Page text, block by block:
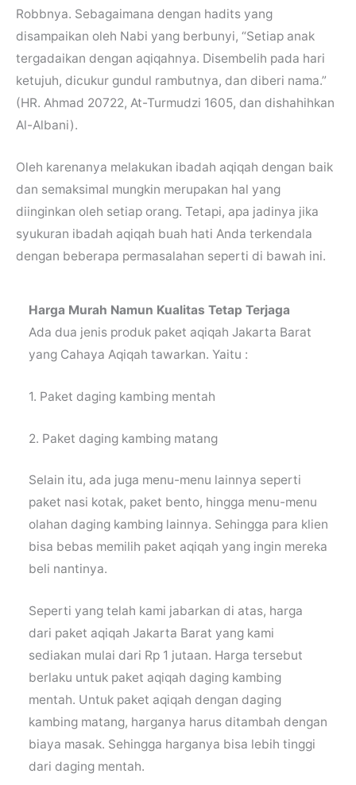
Robbnya. Sebagaimana dengan hadits yang
disampaikan oleh Nabi yang berbunyi, “Setiap anak
tergadaikan dengan aqiqahnya. Disembelih pada hari
ketujuh, dicukur gundul rambutnya, dan diberi nama.”
(HR. Ahmad 20722, At-Turmudzi 1605, dan dishahihkan
Al-Albani).
Oleh karenanya melakukan ibadah aqiqah dengan baik
dan semaksimal mungkin merupakan hal yang
diinginkan oleh setiap orang. Tetapi, apa jadinya jika
syukuran ibadah aqiqah buah hati Anda terkendala
dengan beberapa permasalahan seperti di bawah ini.
Harga Murah Namun Kualitas Tetap Terjaga
Ada dua jenis produk paket aqiqah Jakarta Barat
yang Cahaya Aqiqah tawarkan. Yaitu :
1. Paket daging kambing mentah
2. Paket daging kambing matang
Selain itu, ada juga menu-menu lainnya seperti
paket nasi kotak, paket bento, hingga menu-menu
olahan daging kambing lainnya. Sehingga para klien
bisa bebas memilih paket aqiqah yang ingin mereka
beli nantinya.
Seperti yang telah kami jabarkan di atas, harga
dari paket aqiqah Jakarta Barat yang kami
sediakan mulai dari Rp 1 jutaan. Harga tersebut
berlaku untuk paket aqiqah daging kambing
mentah. Untuk paket aqiqah dengan daging
kambing matang, harganya harus ditambah dengan
biaya masak. Sehingga harganya bisa lebih tinggi
dari daging mentah.